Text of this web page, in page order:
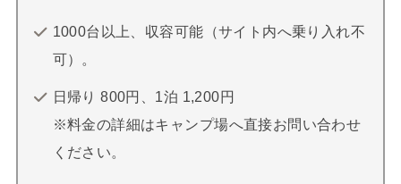
1000台以上、収容可能（サイト内へ乗り入れ不
可）。
日帰り 800円、1泊 1,200円
※料金の詳細はキャンプ場へ直接お問い合わせ
ください。